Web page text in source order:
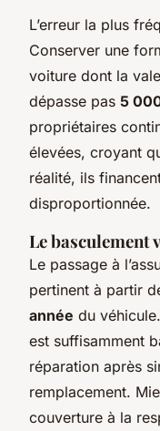
L’erreur la plus
Conserver une
voiture dont la
dépasse pas 5
propriétaires
élevées, croyant
réalité, ils
disproportionnée.
Le basculement
Le passage à
pertinent à partir
année du
est suffisamment
réparation après
remplacement.
couverture à la